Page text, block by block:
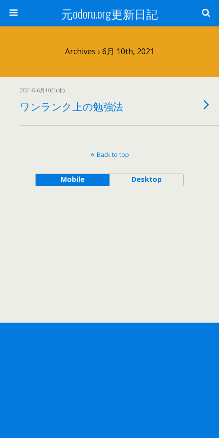
元odoru.org更新日記
Archives › 6月 10th, 2021
2021年6月10日(木)
ワンランク上の勉強法
Back to top
Mobile Desktop